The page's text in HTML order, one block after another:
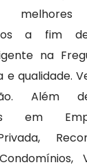
a fim
na
e qualidade.
Além
em